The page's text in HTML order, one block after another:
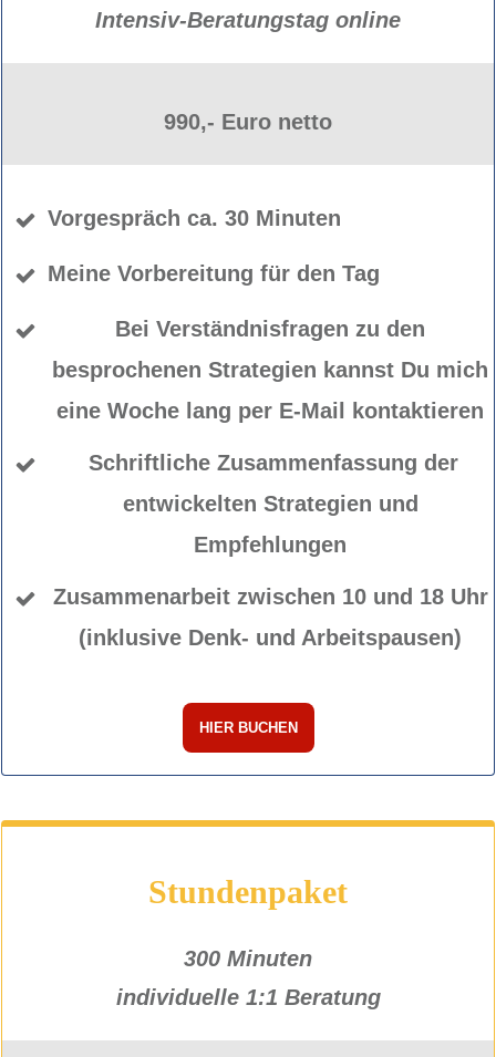
Intensiv-Beratungstag online
990,- Euro netto
Vorgespräch ca. 30 Minuten
Meine Vorbereitung für den Tag
Bei Verständnisfragen zu den
besprochenen Strategien kannst Du mich
eine Woche lang per E-Mail kontaktieren
Schriftliche Zusammenfassung der
entwickelten Strategien und
Empfehlungen
Zusammenarbeit zwischen 10 und 18 Uhr
(inklusive Denk- und Arbeitspausen)
HIER BUCHEN
Stundenpaket
300 Minuten
individuelle 1:1 Beratung